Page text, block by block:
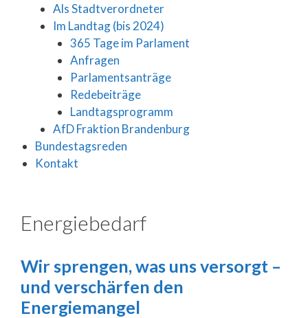
Als Stadtverordneter
Im Landtag (bis 2024)
365 Tage im Parlament
Anfragen
Parlamentsanträge
Redebeiträge
Landtagsprogramm
AfD Fraktion Brandenburg
Bundestagsreden
Kontakt
Energiebedarf
Wir sprengen, was uns versorgt –
und verschärfen den
Energiemangel